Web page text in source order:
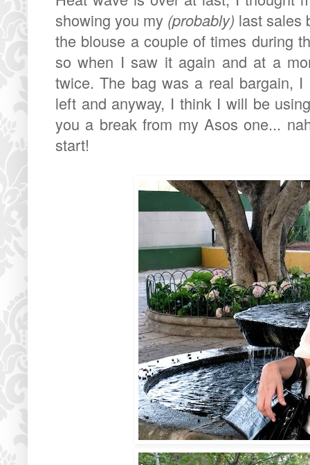
showing you my (probably) last sales
the blouse a couple of times during
so when I saw it again and at a
twice. The bag was a real bargain,
left and anyway, I think I will be
you a break from my Asos one...
start!